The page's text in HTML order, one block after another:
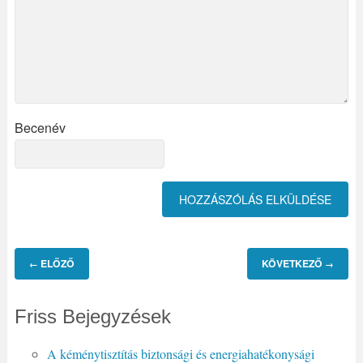
Becenév
← ELŐZŐ KÖVETKEZŐ →
Friss Bejegyzések
A kéménytisztítás biztonsági és energiahatékonysági